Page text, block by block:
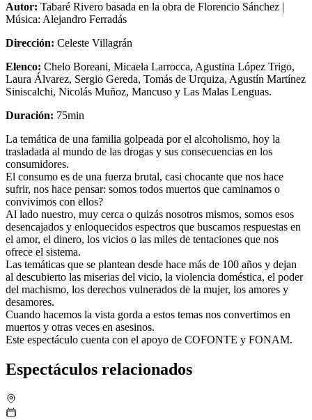
Autor: Tabaré Rivero basada en la obra de Florencio Sánchez |
Música: Alejandro Ferradás
Dirección: Celeste Villagrán
Elenco: Chelo Boreani, Micaela Larrocca, Agustina López Trigo,
Laura Álvarez, Sergio Gereda, Tomás de Urquiza, Agustín Martínez
Siniscalchi, Nicolás Muñoz, Mancuso y Las Malas Lenguas.
Duración: 75min
La temática de una familia golpeada por el alcoholismo, hoy la
trasladada al mundo de las drogas y sus consecuencias en los
consumidores.
El consumo es de una fuerza brutal, casi chocante que nos hace
sufrir, nos hace pensar: somos todos muertos que caminamos o
convivimos con ellos?
Al lado nuestro, muy cerca o quizás nosotros mismos, somos esos
desencajados y enloquecidos espectros que buscamos respuestas en
el amor, el dinero, los vicios o las miles de tentaciones que nos
ofrece el sistema.
Las temáticas que se plantean desde hace más de 100 años y dejan
al descubierto las miserias del vicio, la violencia doméstica, el poder
del machismo, los derechos vulnerados de la mujer, los amores y
desamores.
Cuando hacemos la vista gorda a estos temas nos convertimos en
muertos y otras veces en asesinos.
Este espectáculo cuenta con el apoyo de COFONTE y FONAM.
Espectáculos relacionados